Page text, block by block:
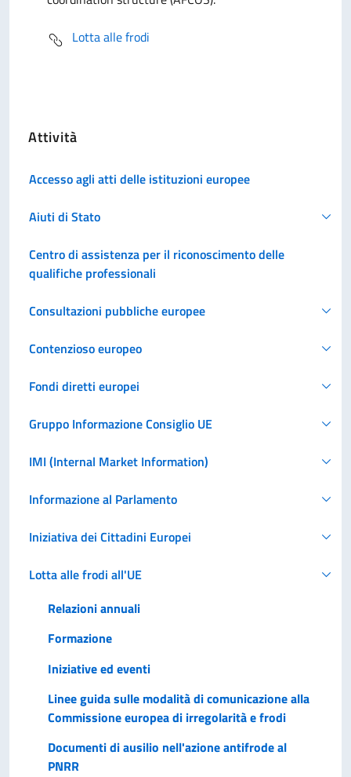
Lotta alle frodi
Attività
Accesso agli atti delle istituzioni europee
Aiuti di Stato
Centro di assistenza per il riconoscimento delle
qualifiche professionali
Consultazioni pubbliche europee
Contenzioso europeo
Fondi diretti europei
Gruppo Informazione Consiglio UE
IMI (Internal Market Information)
Informazione al Parlamento
Iniziativa dei Cittadini Europei
Lotta alle frodi all'UE
Relazioni annuali
Formazione
Iniziative ed eventi
Linee guida sulle modalità di comunicazione alla
Commissione europea di irregolarità e frodi
Documenti di ausilio nell'azione antifrode al
PNRR